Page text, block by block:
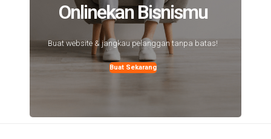
Onlinekan Bisnismu
Buat website & jangkau pelanggan tanpa batas!
Buat Sekarang